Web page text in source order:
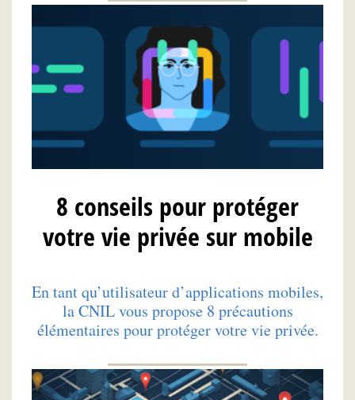
8 conseils pour protéger
votre vie privée sur mobile
En tant qu’utilisateur d’applications mobiles,
la CNIL vous propose 8 précautions
élémentaires pour protéger votre vie privée.